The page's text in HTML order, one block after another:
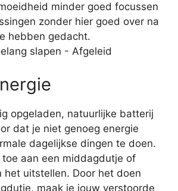
minder goed focussen
zonder hier goed over na
hebben gedacht.
opgeladen, natuurlijke batterij
dat je niet genoeg energie
dagelijkse dingen te doen.
aan een middagdutje of
het uitstellen. Door het doen
maak je jouw verstoorde